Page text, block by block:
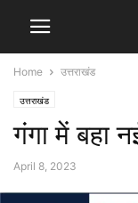
Home उत्तराखंड
उत्तराखंड
गंगा में बहा
April 8, 2023